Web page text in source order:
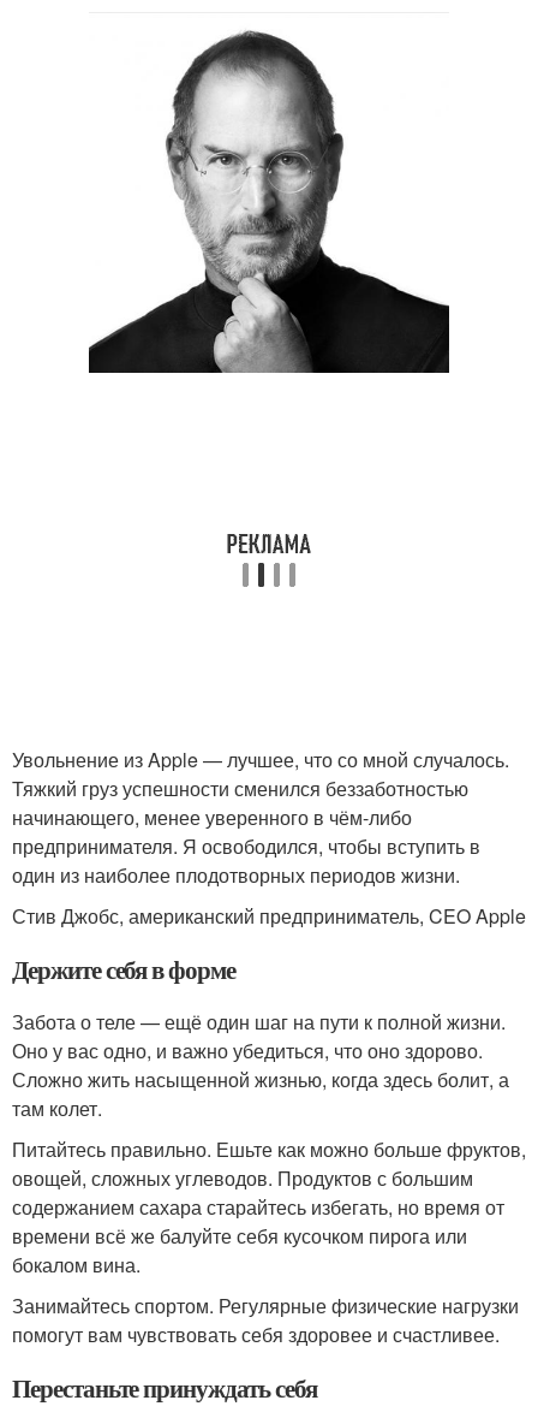
Увольнение из Apple — лучшее, что со мной случалось.
Тяжкий груз успешности сменился беззаботностью
начинающего, менее уверенного в чём-либо
предпринимателя. Я освободился, чтобы вступить в
один из наиболее плодотворных периодов жизни.
Стив Джобс, американский предприниматель, CEO Apple
Держите себя в форме
Забота о теле — ещё один шаг на пути к полной жизни.
Оно у вас одно, и важно убедиться, что оно здорово.
Сложно жить насыщенной жизнью, когда здесь болит, а
там колет.
Питайтесь правильно. Ешьте как можно больше фруктов,
овощей, сложных углеводов. Продуктов с большим
содержанием сахара старайтесь избегать, но время от
времени всё же балуйте себя кусочком пирога или
бокалом вина.
Занимайтесь спортом. Регулярные физические нагрузки
помогут вам чувствовать себя здоровее и счастливее.
Перестаньте принуждать себя